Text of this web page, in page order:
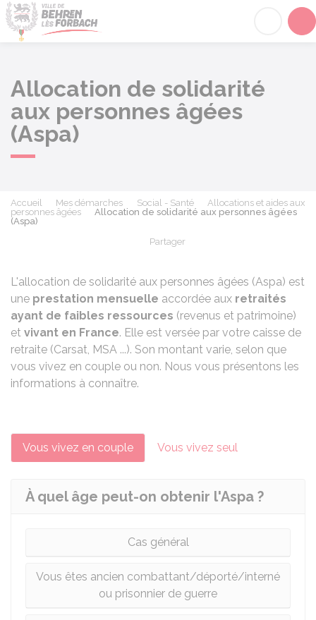
Allocation de solidarité
aux personnes âgées
(Aspa)
Accueil Mes démarches Social - Santé
Allocations et aides aux
personnes âgées
Allocation de solidarité aux personnes âgées
(Aspa)
Partager
L'allocation de solidarité aux personnes âgées (Aspa) est
une prestation mensuelle accordée aux retraités
ayant de faibles ressources (revenus et patrimoine)
et vivant en France. Elle est versée par votre caisse de
retraite (Carsat, MSA ...). Son montant varie, selon que
vous vivez en couple ou non. Nous vous présentons les
informations à connaître.
Vous vivez en couple Vous vivez seul
À quel âge peut-on obtenir l'Aspa ?
Cas général
Vous êtes ancien combattant/déporté/interné
ou prisonnier de guerre